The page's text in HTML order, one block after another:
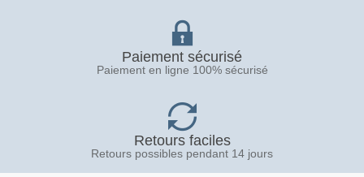
Paiement sécurisé
Paiement en ligne 100% sécurisé
Retours faciles
Retours possibles pendant 14 jours